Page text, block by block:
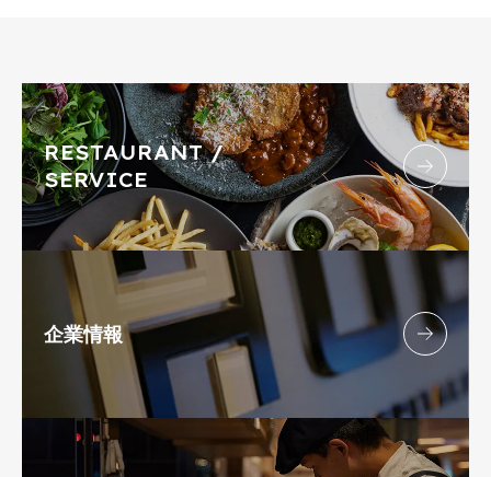
RESTAURANT /
SERVICE
企業情報